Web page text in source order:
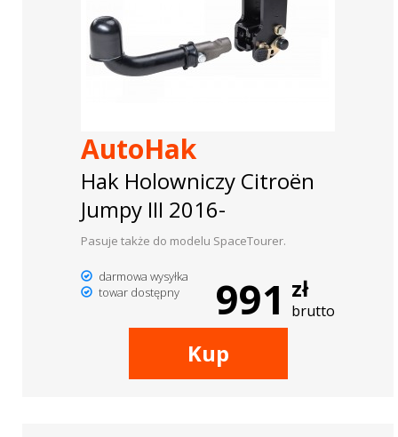
AutoHak
Hak Holowniczy Citroën
Jumpy III 2016-
Pasuje także do modelu SpaceTourer.
darmowa wysyłka
towar dostępny
991 zł
brutto
Kup